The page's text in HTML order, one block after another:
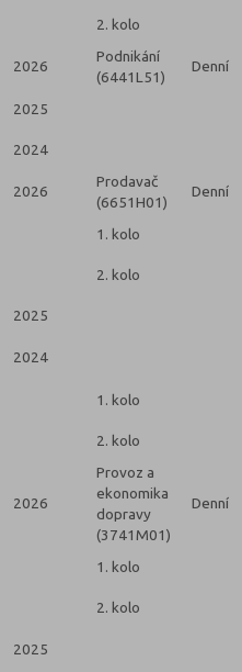
2. kolo
2026
Podnikání
(6441L51)
Denní
2025
2024
2026
Prodavač
(6651H01)
Denní
1. kolo
2. kolo
2025
2024
1. kolo
2. kolo
2026
Provoz a
ekonomika
dopravy
(3741M01)
Denní
1. kolo
2. kolo
2025